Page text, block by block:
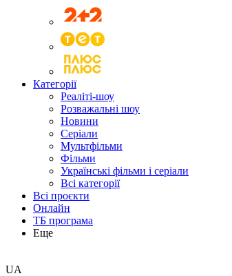
Категорії
Реаліті-шоу
Розважальні шоу
Новини
Серіали
Мультфільми
Фільми
Українські фільми і серіали
Всі категорії
Всі проєкти
Онлайн
ТБ програма
Еще
UA